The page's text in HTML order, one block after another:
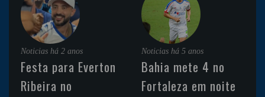
Noticias há 2 anos
Festa para Everton
Ribeira no
Noticias há 5 anos
Bahia mete 4 no
Fortaleza em noite